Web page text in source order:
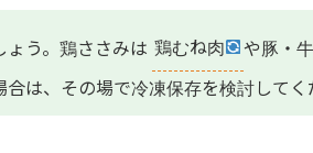
う。鶏ささみは 鶏むね肉
や豚・
は、その場で冷凍保存を検討してく